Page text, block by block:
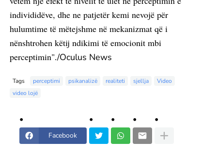
individidëve, dhe ne patjetër kemi nevojë për
hulumtime të mëtejshme në mekanizmat që i
nënshtrohen këtij ndikimi të emocionit mbi
perceptimin"./Oculus News
Tags perceptimi psikanalizë realiteti sjellja
Video
video lojë
Facebook